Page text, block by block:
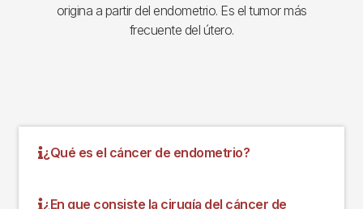
origina a partir del endometrio. Es el tumor más
frecuente del útero.
¿Qué es el cáncer de endometrio?
¿En que consiste la cirugía del cáncer de